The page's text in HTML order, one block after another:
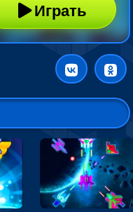
Играть